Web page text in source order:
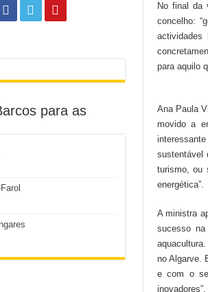
No final da
concelho:
para aquilo
Ana Paula
movido a
sustentável
turismo, ou
energética”.
A ministra
sucesso
no Algarve.
e com o
inovadores”.
para as